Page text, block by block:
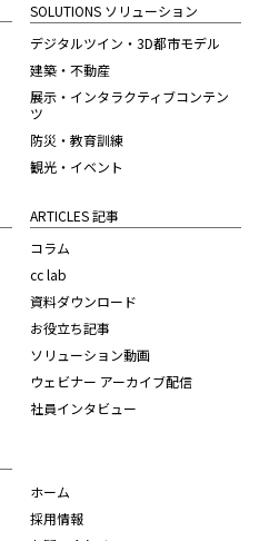
SOLUTIONS ソリューション
デジタルツイン・3D都市モデル
建築・不動産
展示・インタラクティブコンテン
ツ
防災・教育訓練
観光・イベント
ARTICLES 記事
コラム
cc lab
資料ダウンロード
お役立ち記事
ソリューション動画
ウェビナー アーカイブ配信
社員インタビュー
ホーム
採用情報